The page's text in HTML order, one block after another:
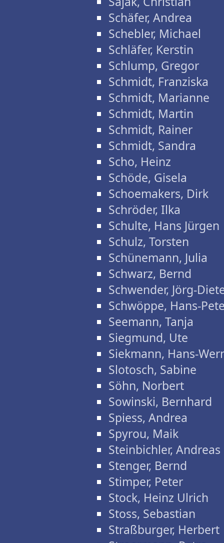
Schäfer, Andrea
Schebler, Michael
Schläfer, Kerstin
Schlump, Gregor
Schmidt, Franziska
Schmidt, Marianne
Schmidt, Martin
Schmidt, Rainer
Schmidt, Sandra
Scho, Heinz
Schöde, Gisela
Schoemakers, Dirk
Schröder, Ilka
Schulte, Hans Jürgen
Schulz, Torsten
Schünemann, Julia
Schwarz, Bernd
Schwender, Jörg-
Schwöppe, Hans-
Seemann, Tanja
Siegmund, Ute
Siekmann, Hans-
Slotosch, Sabine
Söhn, Norbert
Sowinski, Bernhard
Spiess, Andrea
Spyrou, Maik
Steinbichler, Andreas
Stenger, Bernd
Stimper, Peter
Stock, Heinz Ulrich
Stoss, Sebastian
Straßburger, Herbert